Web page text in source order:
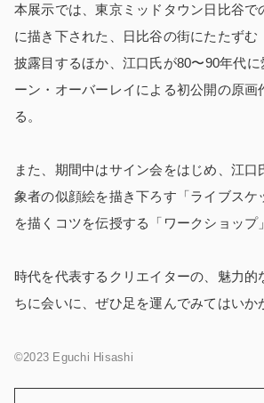
本展示では、東京ミッドタウン日比谷で
に描き下された、日比谷の街にたたずむ
披露目するほか、江口氏が80〜90年代に
ーン・オーバーレイによる初公開の原画
る。
また、期間中はサイン会をはじめ、江口
象者の似顔絵を描き下ろす「ライブスケ
を描くコツを伝授する「ワークショップ
時代を代表するクリエイターの、魅力的
ちに会いに、ぜひ足を運んでみてはいか
©2023 Eguchi Hisashi